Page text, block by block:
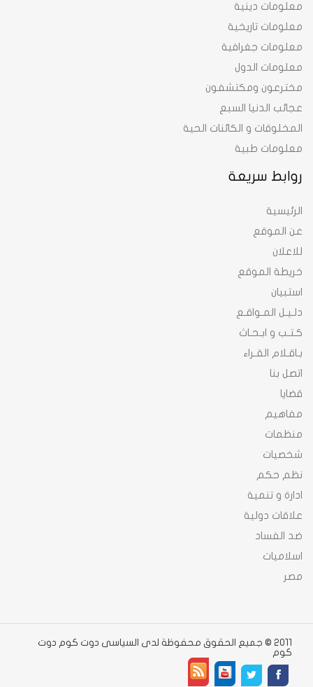
روابط سريعة
الرئيسية
عن الموقع
للاعلان
خريطة الموقع
استبيان
دلـيـل المـواقـع
كـتـب و ابـحـاث
بـاقـلام القـراء
اتصل بنا
قضايا
مفاهيم
منظمات
شخصيات
نظم حكم
ادارة و تنمية
علاقات دولية
ضد الفساد
اسلاميات
مصر
معلومات دينية
معلومات تاريخية
معلومات جغرافية
معلومات الدول
مخترعون ومكتشفون
عجائب الدنيا السبع
المخلوقات و الكائنات الحية
معلومات طبية
2011 © جميع الحقوق محفوظة لدى السياسى دوت كوم دوت
كوم